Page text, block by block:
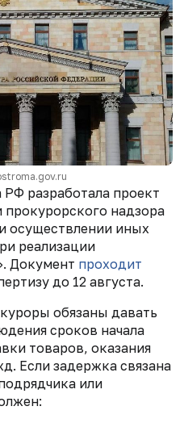
РФ разработала проект
прокурорского надзора
осуществлении иных
реализации
Документ проходит
до 12 августа.
обязаны давать
сроков начала
товаров, оказания
Если задержка связана
или